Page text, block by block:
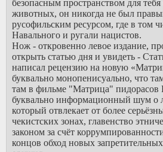
безопасным пространством для
животных, он никогда не был
русофильским ресурсом, где в том
Навального и ругали нацистов.
Нож - откровенно левое издание,
открыть статью дня и увидеть -
написал рецензию на новую
буквально монопенисуально, что
там в фильме "Матрица" пидорасов
буквально информационный шум о
который отвлекает от более
чекистских зонах, главенство
законом за счёт
концов обход новых